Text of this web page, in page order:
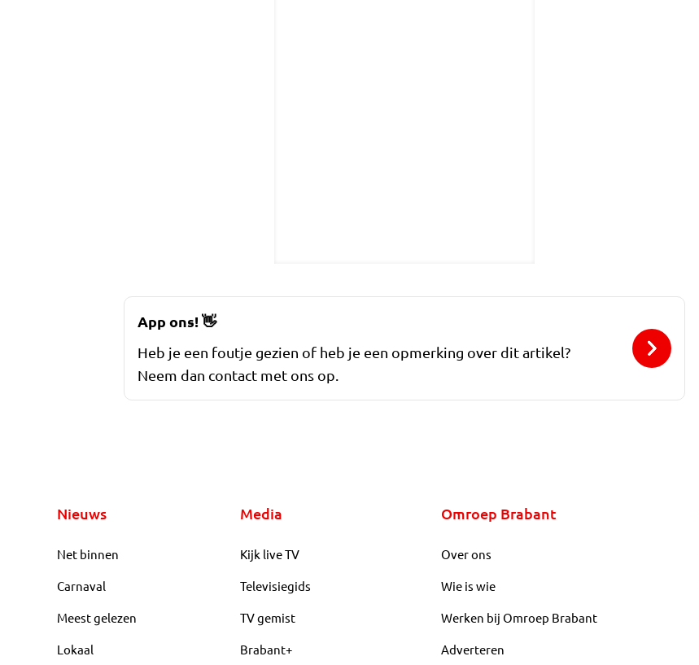
App ons!👋
Heb je een foutje gezien of heb je een opmerking over dit artikel?
Neem dan contact met ons op.
Nieuws
Net binnen
Carnaval
Meest gelezen
Lokaal
Media
Kijk live TV
Televisiegids
TV gemist
Brabant+
Omroep Brabant
Over ons
Wie is wie
Werken bij Omroep Brabant
Adverteren